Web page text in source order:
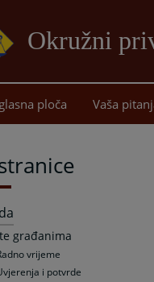
Okružni
ploča Vaša
građanima
vrijeme
i potvrde